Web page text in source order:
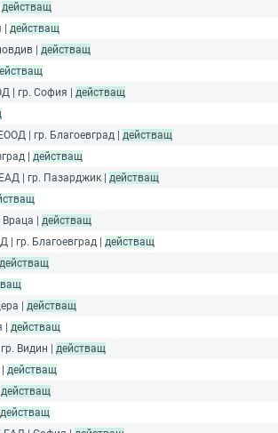
действащ
действащ
| действащ
| гр. София | действащ
| гр. Благоевград | действащ
| действащ
ЕАД | гр. Пазарджик | действащ
| действащ
| гр. Благоевград | действащ
действащ
| действащ
| действащ
Видин | действащ
действащ
действащ
действащ